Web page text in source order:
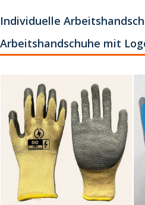
Individuelle
Arbeitshandschuhe mit